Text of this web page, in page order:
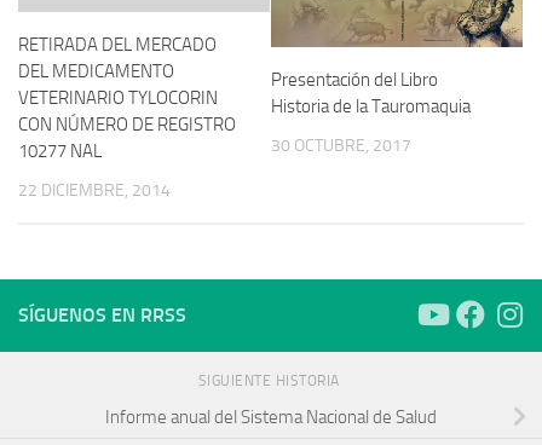
RETIRADA DEL MERCADO
DEL MEDICAMENTO
VETERINARIO TYLOCORIN
CON NÚMERO DE REGISTRO
10277 NAL
22 DICIEMBRE, 2014
Presentación del Libro
Historia de la Tauromaquia
30 OCTUBRE, 2017
SÍGUENOS EN RRSS
SIGUIENTE HISTORIA
Informe anual del Sistema Nacional de Salud